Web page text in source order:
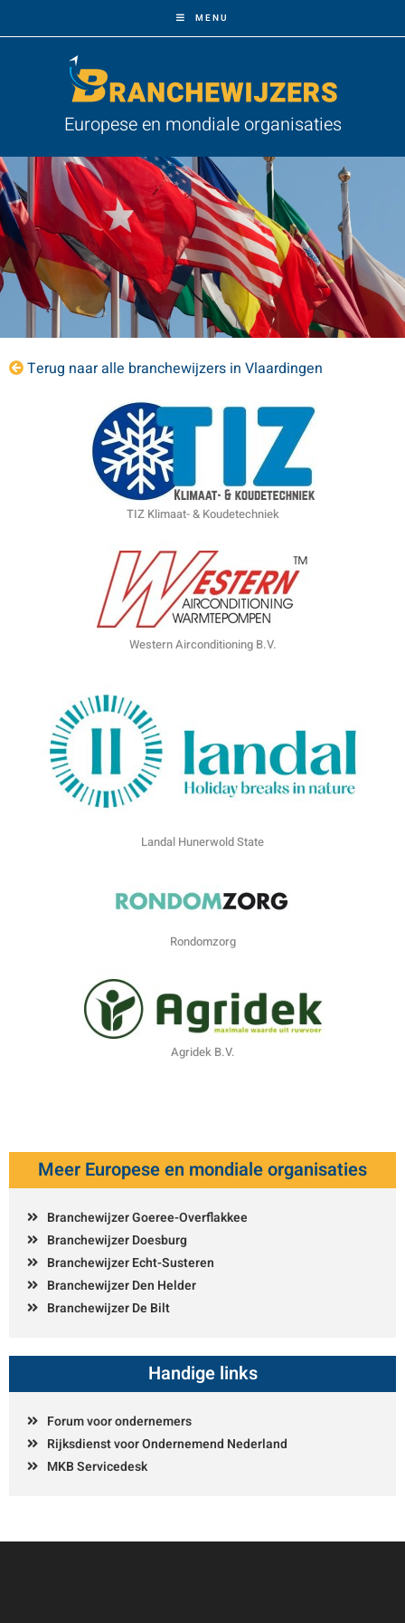
MENU
Europese en mondiale organisaties
Terug naar alle branchewijzers in Vlaardingen
TIZ Klimaat- & Koudetechniek
Western Airconditioning B.V.
Landal Hunerwold State
Rondomzorg
Agridek B.V.
Meer Europese en mondiale organisaties
Branchewijzer Goeree-Overflakkee
Branchewijzer Doesburg
Branchewijzer Echt-Susteren
Branchewijzer Den Helder
Branchewijzer De Bilt
Handige links
Forum voor ondernemers
Rijksdienst voor Ondernemend Nederland
MKB Servicedesk